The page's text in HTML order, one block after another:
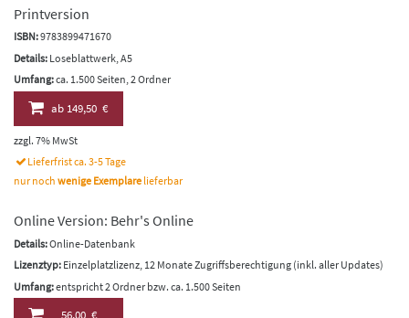
Printversion
ISBN:9783899471670
Details: Loseblattwerk, A5
Umfang:ca. 1.500 Seiten, 2 Ordner
ab149,50 €
zzgl. 7% MwSt
Lieferfrist ca. 3-5 Tage
nur noch wenige Exemplare lieferbar
Online Version: Behr's Online
Details:Online-Datenbank
Lizenztyp: Einzelplatzlizenz, 12 Monate Zugriffsberechtigung (inkl. aller Updates)
Umfang:entspricht 2 Ordner bzw. ca. 1.500 Seiten